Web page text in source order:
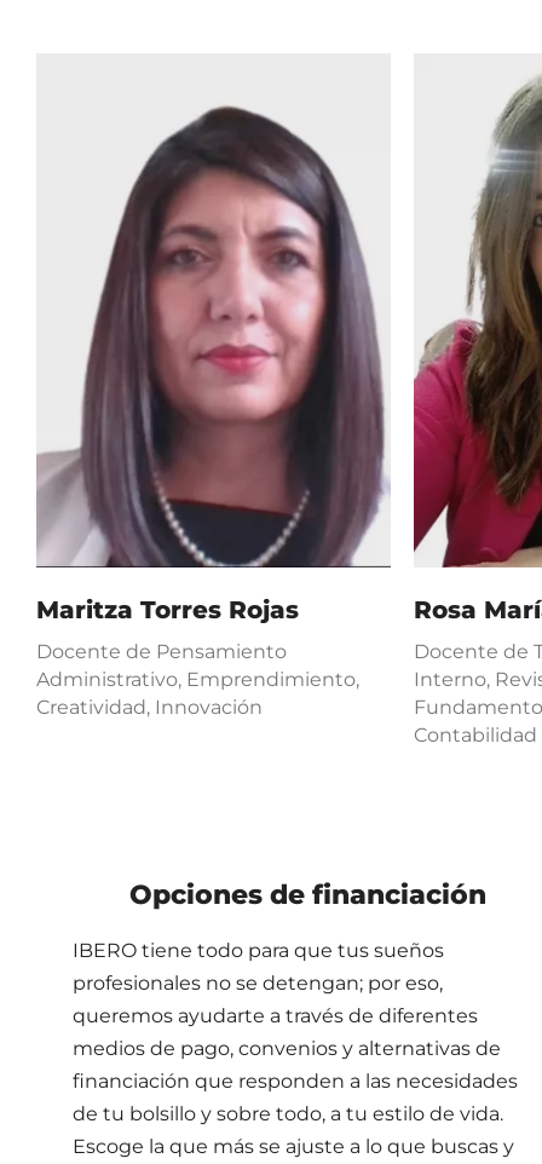
Maritza Torres Rojas
Docente de Pensamiento
Administrativo, Emprendimiento,
Creatividad, Innovación
Rosa
Docente de
Interno,
Contabilidad
Opciones de financiación
IBERO tiene todo para que tus sueños
profesionales no se detengan; por eso,
queremos ayudarte a través de diferentes
medios de pago, convenios y alternativas de
financiación que responden a las necesidades
de tu bolsillo y sobre todo, a tu estilo de vida.
Escoge la que más se ajuste a lo que buscas y